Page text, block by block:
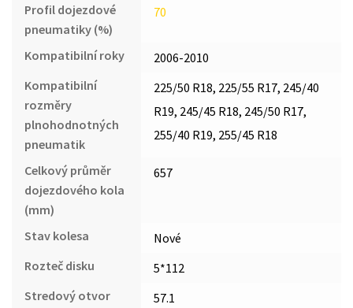
Profil dojezdové
pneumatiky (%)
70
Kompatibilní roky
2006-2010
Kompatibilní
rozměry
plnohodnotných
pneumatik
225/50 R18, 225/55 R17, 245/40
R19, 245/45 R18, 245/50 R17,
255/40 R19, 255/45 R18
Celkový průměr
dojezdového kola
(mm)
657
Stav kolesa
Nové
Rozteč disku
5*112
Stredový otvor
57.1